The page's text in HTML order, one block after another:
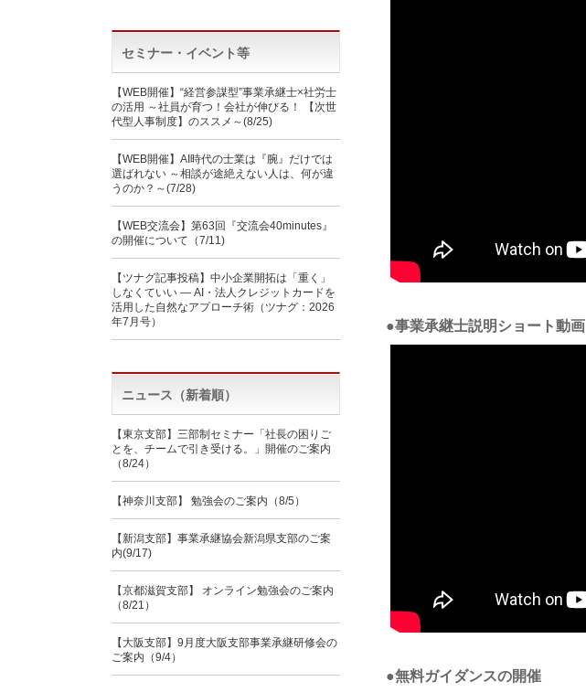
●事業承継士説明ショート動画
●無料ガイダンスの開催
セミナー・イベント等
【WEB開催】“経営参謀型”事業承継士×社労士
の活用 ～社員が育つ！会社が伸びる！ 【次世
代型人事制度】のススメ～(8/25)
【WEB開催】AI時代の士業は『腕』だけでは
選ばれない ～相談が途絶えない人は、何が違
うのか？～(7/28)
【WEB交流会】第63回『交流会40minutes』
の開催について（7/11)
【ツナグ記事投稿】中小企業開拓は「重く」
しなくていい ― AI・法人クレジットカードを
活用した自然なアプローチ術（ツナグ：2026
年7月号）
ニュース（新着順）
【東京支部】三部制セミナー「社長の困りご
とを、チームで引き受ける。」開催のご案内
（8/24）
【神奈川支部】 勉強会のご案内（8/5）
【新潟支部】事業承継協会新潟県支部のご案
内(9/17)
【京都滋賀支部】 オンライン勉強会のご案内
（8/21）
【大阪支部】9月度大阪支部事業承継研修会の
ご案内（9/4）